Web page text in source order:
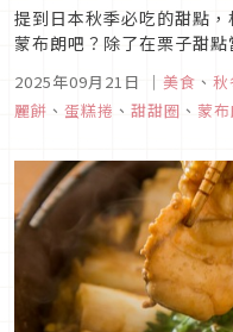
提到日本秋季必吃的甜點
蒙布朗吧？除了在栗子甜
甜甜圈上，抑或是在可麗
得到蒙布朗滋味的各式甜品
2025年09月21日 ｜ 美食 、 秋
麗餅 、 蛋糕捲 、 甜甜圈 、 蒙